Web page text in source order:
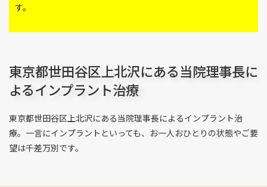
す。
東京都世田谷区上北沢にある当院理事長に
よるインプラント治療
東京都世田谷区上北沢にある当院理事長によるインプラント治
療。一言にインプラントといっても、お一人おひとりの状態やご要
望は千差万別です。